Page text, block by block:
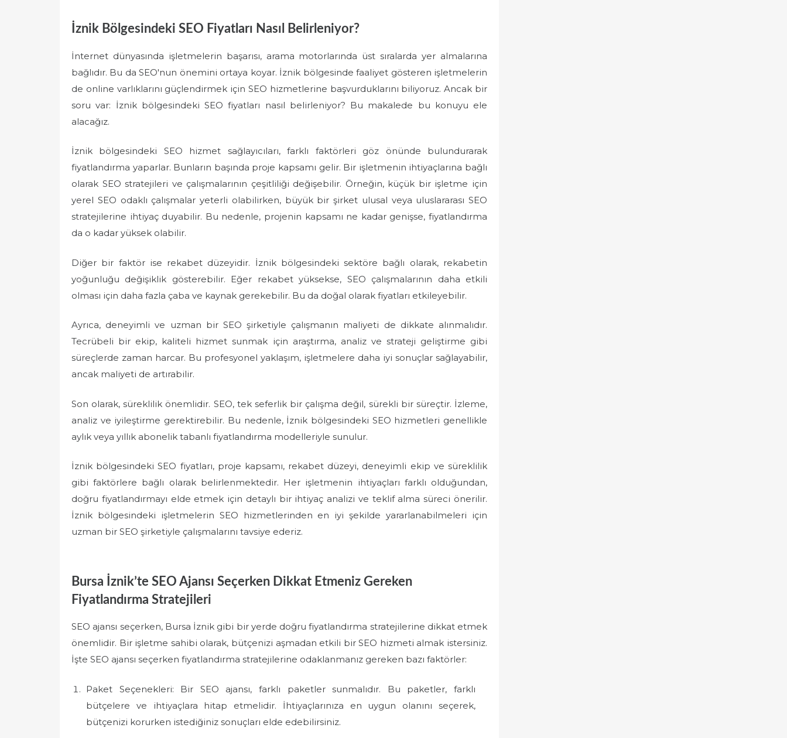
İznik Bölgesindeki SEO Fiyatları Nasıl Belirleniyor?
İnternet dünyasında işletmelerin başarısı, arama motorlarında üst sıralarda yer almalarına
bağlıdır. Bu da SEO'nun önemini ortaya koyar. İznik bölgesinde faaliyet gösteren işletmelerin
de online varlıklarını güçlendirmek için SEO hizmetlerine başvurduklarını biliyoruz. Ancak bir
soru var: İznik bölgesindeki SEO fiyatları nasıl belirleniyor? Bu makalede bu konuyu ele
alacağız.
İznik bölgesindeki SEO hizmet sağlayıcıları, farklı faktörleri göz önünde bulundurarak
fiyatlandırma yaparlar. Bunların başında proje kapsamı gelir. Bir işletmenin ihtiyaçlarına bağlı
olarak SEO stratejileri ve çalışmalarının çeşitliliği değişebilir. Örneğin, küçük bir işletme için
yerel SEO odaklı çalışmalar yeterli olabilirken, büyük bir şirket ulusal veya uluslararası SEO
stratejilerine ihtiyaç duyabilir. Bu nedenle, projenin kapsamı ne kadar genişse, fiyatlandırma
da o kadar yüksek olabilir.
Diğer bir faktör ise rekabet düzeyidir. İznik bölgesindeki sektöre bağlı olarak, rekabetin
yoğunluğu değişiklik gösterebilir. Eğer rekabet yüksekse, SEO çalışmalarının daha etkili
olması için daha fazla çaba ve kaynak gerekebilir. Bu da doğal olarak fiyatları etkileyebilir.
Ayrıca, deneyimli ve uzman bir SEO şirketiyle çalışmanın maliyeti de dikkate alınmalıdır.
Tecrübeli bir ekip, kaliteli hizmet sunmak için araştırma, analiz ve strateji geliştirme gibi
süreçlerde zaman harcar. Bu profesyonel yaklaşım, işletmelere daha iyi sonuçlar sağlayabilir,
ancak maliyeti de artırabilir.
Son olarak, süreklilik önemlidir. SEO, tek seferlik bir çalışma değil, sürekli bir süreçtir. İzleme,
analiz ve iyileştirme gerektirebilir. Bu nedenle, İznik bölgesindeki SEO hizmetleri genellikle
aylık veya yıllık abonelik tabanlı fiyatlandırma modelleriyle sunulur.
İznik bölgesindeki SEO fiyatları, proje kapsamı, rekabet düzeyi, deneyimli ekip ve süreklilik
gibi faktörlere bağlı olarak belirlenmektedir. Her işletmenin ihtiyaçları farklı olduğundan,
doğru fiyatlandırmayı elde etmek için detaylı bir ihtiyaç analizi ve teklif alma süreci önerilir.
İznik bölgesindeki işletmelerin SEO hizmetlerinden en iyi şekilde yararlanabilmeleri için
uzman bir SEO şirketiyle çalışmalarını tavsiye ederiz.
Bursa İznik’te SEO Ajansı Seçerken Dikkat Etmeniz Gereken
Fiyatlandırma Stratejileri
SEO ajansı seçerken, Bursa İznik gibi bir yerde doğru fiyatlandırma stratejilerine dikkat etmek
önemlidir. Bir işletme sahibi olarak, bütçenizi aşmadan etkili bir SEO hizmeti almak istersiniz.
İşte SEO ajansı seçerken fiyatlandırma stratejilerine odaklanmanız gereken bazı faktörler:
Paket Seçenekleri: Bir SEO ajansı, farklı paketler sunmalıdır. Bu paketler, farklı
bütçelere ve ihtiyaçlara hitap etmelidir. İhtiyaçlarınıza en uygun olanını seçerek,
bütçenizi korurken istediğiniz sonuçları elde edebilirsiniz.